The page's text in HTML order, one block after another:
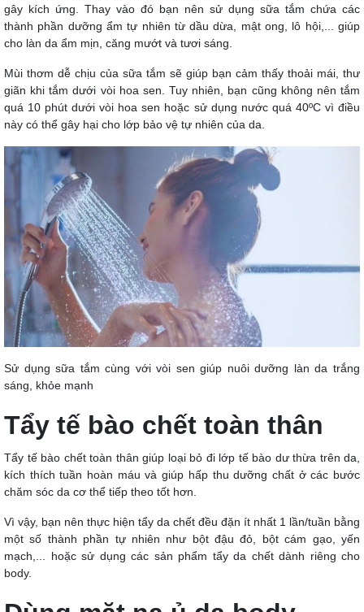
gây kích ứng. Thay vào đó bạn nên sử dụng sữa tắm chứa các
thành phần dưỡng ẩm tự nhiên từ dầu dừa, mật ong, lô hội,... giúp
cho làn da ẩm mịn, căng mướt và tươi sáng.
Mùi thơm dễ chịu của sữa tắm sẽ giúp bạn cảm thấy thoải mái, thư
giãn khi tắm dưới vòi hoa sen. Tuy nhiên, bạn cũng không nên tắm
quá 10 phút dưới vòi hoa sen hoặc sử dụng nước quá 40ºC vì điều
này có thể gây hại cho lớp bảo vệ tự nhiên của da.
Sử dụng sữa tắm cùng với vòi sen giúp nuôi dưỡng làn da trắng
sáng, khỏe mạnh
Tẩy tế bào chết toàn thân
Tẩy tế bào chết toàn thân giúp loại bỏ đi lớp tế bào dư thừa trên da,
kích thích tuần hoàn máu và giúp hấp thu dưỡng chất ở các bước
chăm sóc da cơ thể tiếp theo tốt hơn.
Vì vậy, bạn nên thực hiện tẩy da chết đều đặn ít nhất 1 lần/tuần bằng
một số thành phần tự nhiên như bột đậu đỏ, bột cám gạo, yến
mạch,... hoặc sử dụng các sản phẩm tẩy da chết dành riêng cho
body.